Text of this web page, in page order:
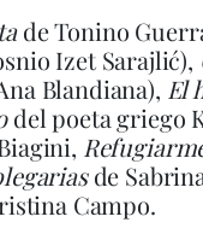
de Tonino
Izet Sarajlić),
Blandiana), El
del poeta griego
de
Campo.